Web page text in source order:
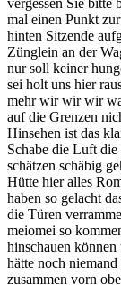
mal einen Punkt
hinten Sitzende
Zünglein an der
nur soll keiner
sei holt uns hier
mehr wir wir wir
auf die Grenzen
Hinsehen ist das
Schabe die Luft
schätzen schäbig
Hütte hier alles
haben so gelacht
die Türen
meiomei so
hinschauen
hätte noch
zusammen vorn